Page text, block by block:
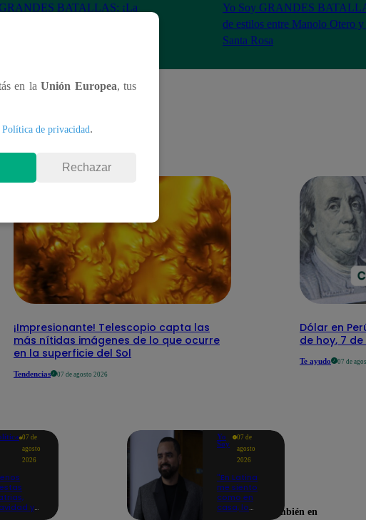
BATALLAS: ¡La
Yo Soy GRANDES
de estilos entre Manolo Otero
Santa Rosa
¡Impresionante! Telescopio capta las
más nítidas imágenes de lo que ocurre
en la superficie del Sol
Tendencias 07 de agosto 2026
Dólar en
de hoy, 7
Te ayudo 07 de
07 de
agosto
2026
y
Yo
Soy
07 de
agosto
2026
"En Latina
me siento
como en
casa, lo
en laUnión Europea, tus
Política de privacidad.
Rechazar
Encuéntranos también en